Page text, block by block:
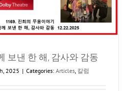
Dance
Federation
&
The
March
Independence
Day
보낸 한 해, 감사와 감동
2025 | Categories: Articles, 칼럼